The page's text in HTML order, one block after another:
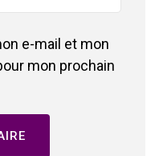
e-mail et mon
mon prochain